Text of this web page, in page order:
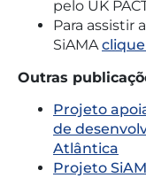
pelo UK
Para assistir
SiAMA
Outras
Projeto
de
Atlântica
Projeto